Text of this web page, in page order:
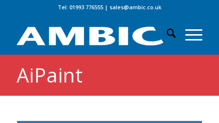
Tel: 01993 776555| sales@ambic.co.uk
AiPaint